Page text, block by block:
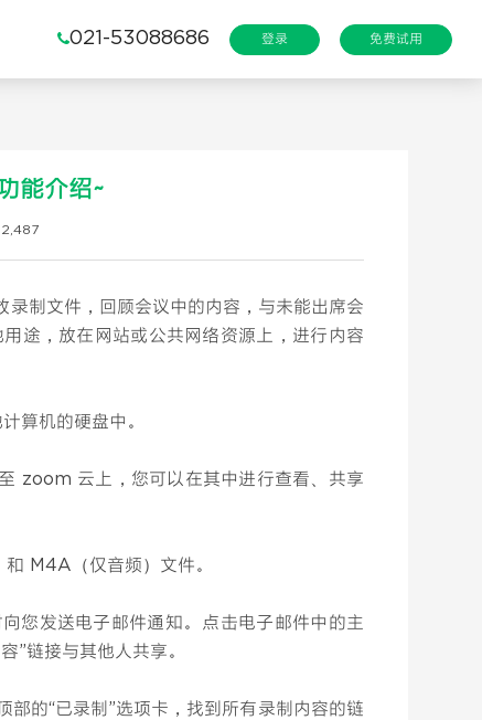
021-53088686 登录 免费试用
能介绍~
2,487
制文件，回顾会议中的内容，与未能出席会
途，放在网站或公共网络资源上，进行内容
算机的硬盘中。
zoom 云上，您可以在其中进行查看、共享
M4A（仅音频）文件。
您发送电子邮件通知。 点击电子邮件中的主
”链接与其他人共享。
的“已录制”选项卡，找到所有录制内容的链